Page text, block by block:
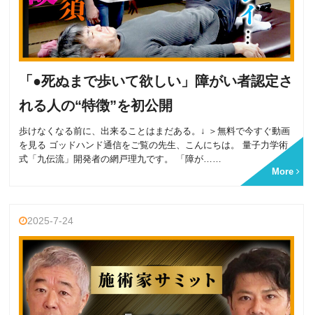
「●死ぬまで歩いて欲しい」障がい者認定さ
れる人の“特徴”を初公開
歩けなくなる前に、出来ることはまだある。↓ ＞無料で今すぐ動画
を見る ゴッドハンド通信をご覧の先生、こんにちは。 量子力学術
式「九伝流」開発者の網戸理九です。 「障が……
More
2025-7-24